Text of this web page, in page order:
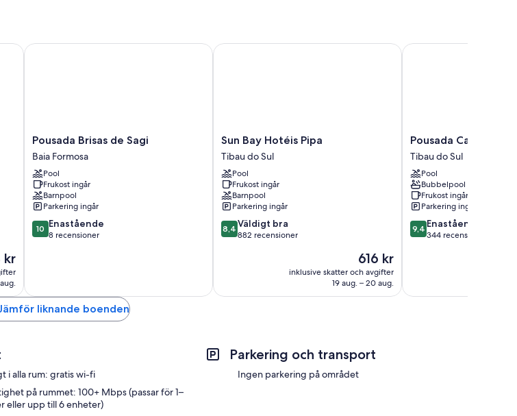
kr
Pousada
Brisas
de
Sagi
Baia
Formosa
Pousada Brisas de Sagi
Baia Formosa
Pool
Frukost ingår
Barnpool
Parkering ingår
10.0
av
10 Enastående
8 recensioner
Pousada Brisas de Sagi
Sun
Bay
Hotéis
Pipa
Tibau
do
Sul
Sun Bay Hotéis Pipa
Tibau do Sul
Pool
Frukost ingår
Barnpool
Parkering ingår
8.4
av
8,4 Väldigt bra
882 recensioner
Priset
är
616 kr
616 kr
inklusive skatter och avgifter
19 aug. – 20 aug.
Sun Bay Hotéis Pipa
Pousada
Cavalo
Marinho
Tibau
do
Sul
Pousada Cavalo
Tibau do Sul
Pool
Bubbelpool
Frukost ingår
Parkering ingår
9.4
av
9,4 Enastående
344 recensioner
Pousada Cavalo
liknande boenden
i alla rum: gratis wi-fi
på rummet: 100+ Mbps (passar för 1–
eller upp till 6 enheter)
Parkering och transport
Ingen parkering på området